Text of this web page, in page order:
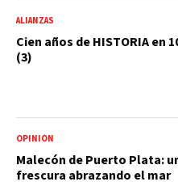
ALIANZAS
Cien años de HISTORIA en
(3)
OPINIÓN
Malecón de Puerto Plata:
frescura abrazando el mar